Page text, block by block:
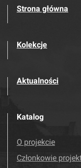
Strona główna
Kolekcje
Aktualności
Katalog
O projekcie
Członkowie